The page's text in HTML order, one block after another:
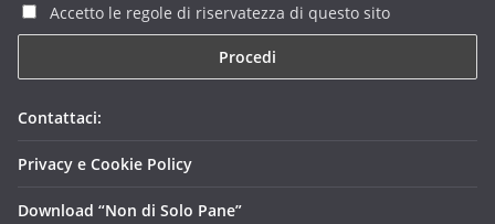
Accetto le regole di riservatezza di questo sito
Contattaci:
Privacy e Cookie Policy
Download “Non di Solo Pane”